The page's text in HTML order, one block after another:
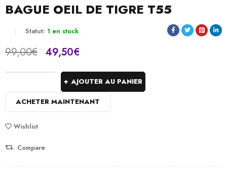
BAGUE OEIL DE TIGRE T55
Statut: 1 en stock
Sold: 0/
Offres se termine par:
99,00€ 49,50€
AJOUTER AU PANIER
ACHETER MAINTENANT
Wishlist
Compare